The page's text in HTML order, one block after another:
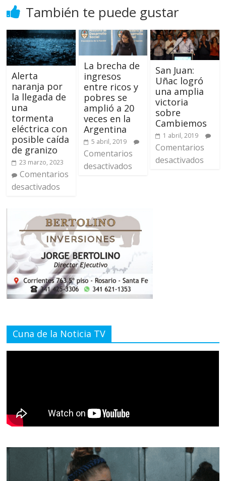
También te puede gustar
Alerta
naranja por
la llegada de
una
tormenta
eléctrica con
posible caída
de granizo
23 marzo, 2023
Comentarios
desactivados
La brecha de
ingresos
entre ricos y
pobres se
amplió a 20
veces en la
Argentina
5 abril, 2019
Comentarios
desactivados
San Juan:
Uñac logró
una amplia
victoria
sobre
Cambiemos
1 abril, 2019
Comentarios
desactivados
Cuna de la Noticia TV